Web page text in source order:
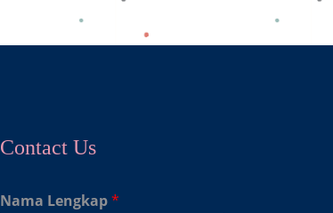
Contact Us
Nama Lengkap*